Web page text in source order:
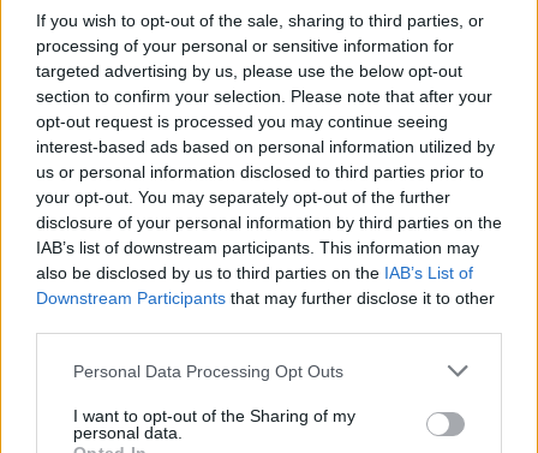
If you wish to opt-out of the sale, sharing to third parties, or
processing of your personal or sensitive information for
targeted advertising by us, please use the below opt-out
section to confirm your selection. Please note that after your
opt-out request is processed you may continue seeing
interest-based ads based on personal information utilized by
us or personal information disclosed to third parties prior to
your opt-out. You may separately opt-out of the further
disclosure of your personal information by third parties on the
IAB’s list of downstream participants. This information may
also be disclosed by us to third parties on the IAB’s List of
Downstream Participants that may further disclose it to other
Please note that this website/app uses one or more Google
not limited to your visit or usage behaviour. You may click to
grant or deny consent to Google and its third-party tags to
Personal Data Processing Opt Outs
I want to opt-out of the Sharing of my
personal data.
Épül a Dóm téri szabadtéri színpad
mtothorsi•2020. július 16.
Megkezdődött a Szegedi Szabadtéri Játékok Dóm
téri játszóhelyének építése. A fesztivál ikonikus
helyszínének számító téren elsőként ...